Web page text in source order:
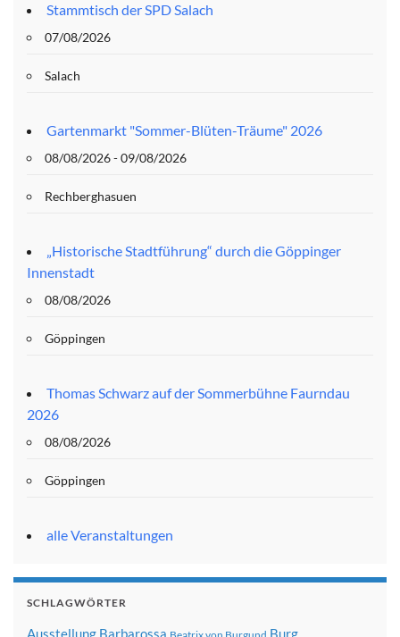
Stammtisch der SPD Salach
07/08/2026
Salach
Gartenmarkt "Sommer-Blüten-Träume" 2026
08/08/2026 - 09/08/2026
Rechberghasuen
„Historische Stadtführung“ durch die Göppinger
Innenstadt
08/08/2026
Göppingen
Thomas Schwarz auf der Sommerbühne Faurndau
2026
08/08/2026
Göppingen
alle Veranstaltungen
SCHLAGWÖRTER
Ausstellung Barbarossa